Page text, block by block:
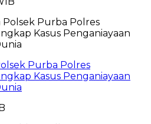
Purba Polres
Kasus Penganiayaan